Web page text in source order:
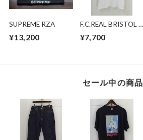
SUPREME RZA
¥13,200
F.C.REAL BRISTOL ×
SHADOW TEAM
¥7,700
セール中の商品